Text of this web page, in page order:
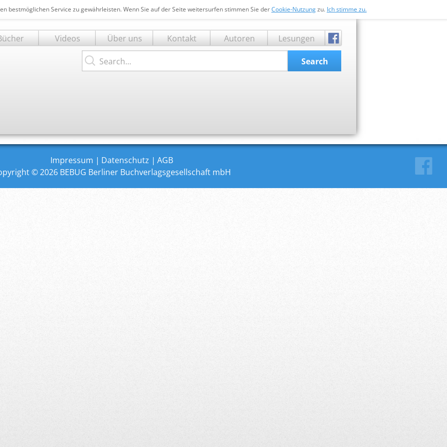
bestmöglichen Service zu gewährleisten. Wenn Sie auf der Seite weitersurfen stimmen Sie derCookie-Nutzungzu. Ich stimme zu.
Videos Über uns Kontakt Autoren
Lesungen
Search...
Search
Impressum Datenschutz
AGB
© 2026 BEBUG Berliner Buchverlagsgesellschaft mbH